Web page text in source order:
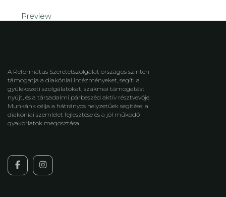
Preview
A Református Szeretetszolgálat országos szinten
támogatja a diakóniai intézményeket, segíti a
gyülekezeti szolgálatokat, szakmai támogatást
nyújt, és a társadalmi párbeszéd aktív résztvevője.
Munkánk célja a hátrányos helyzetűek segítése, a
diakóniai szemlélet fejlesztése és a jól működő
gyakorlatok megosztása.